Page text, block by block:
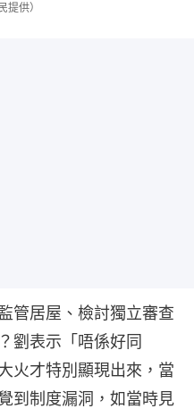
供）
管居屋、檢討獨立審查
劉表示「唔係好同
火才特別顯現出來，當
到制度漏洞，如當時見